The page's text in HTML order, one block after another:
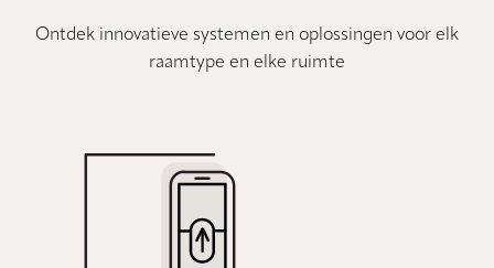
Ontdek innovatieve systemen en oplossingen voor elk
raamtype en elke ruimte